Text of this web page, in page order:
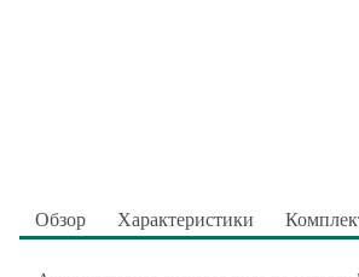
Обзор Характеристики